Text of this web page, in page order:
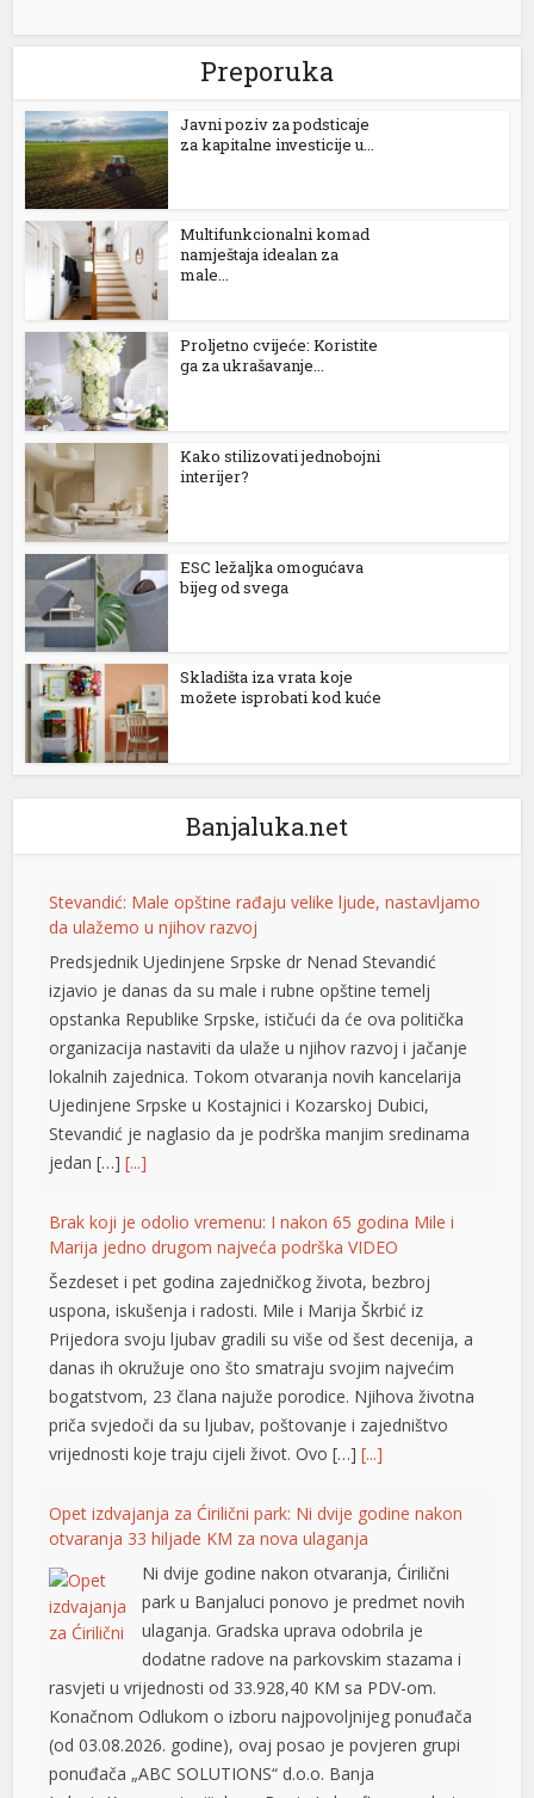
Preporuka
Јavni poziv za podsticaje
za kapitalne investicije u...
Multifunkcionalni komad
namještaja idealan za
male...
Proljetno cvijeće: Koristite
ga za ukrašavanje...
Kako stilizovati jednobojni
interijer?
ESC ležaljka omogućava
bijeg od svega
Skladišta iza vrata koje
možete isprobati kod kuće
Banjaluka.net
Stevandić: Male opštine rađaju velike ljude, nastavljamo
da ulažemo u njihov razvoj
Predsjednik Ujedinjene Srpske dr Nenad Stevandić
izjavio je danas da su male i rubne opštine temelj
opstanka Republike Srpske, ističući da će ova politička
organizacija nastaviti da ulaže u njihov razvoj i jačanje
lokalnih zajednica. Tokom otvaranja novih kancelarija
Ujedinjene Srpske u Kostajnici i Kozarskoj Dubici,
Stevandić je naglasio da je podrška manjim sredinama
jedan […][...]
Brak koji je odolio vremenu: I nakon 65 godina Mile i
Marija jedno drugom najveća podrška VIDEO
Šezdeset i pet godina zajedničkog života, bezbroj
uspona, iskušenja i radosti. Mile i Marija Škrbić iz
Prijedora svoju ljubav gradili su više od šest decenija, a
danas ih okružuje ono što smatraju svojim najvećim
bogatstvom, 23 člana najuže porodice. Njihova životna
priča svjedoči da su ljubav, poštovanje i zajedništvo
vrijednosti koje traju cijeli život. Ovo […][...]
Opet izdvajanja za Ćirilični park: Ni dvije godine nakon
otvaranja 33 hiljade KM za nova ulaganja
Ni dvije godine nakon otvaranja, Ćirilični
park u Banjaluci ponovo je predmet novih
ulaganja. Gradska uprava odobrila je
dodatne radove na parkovskim stazama i
rasvjeti u vrijednosti od 33.928,40 KM sa PDV-om.
Konačnom Odlukom o izboru najpovoljnijeg ponuđača
(od 03.08.2026. godine), ovaj posao je povjeren grupi
ponuđača „ABC SOLUTIONS“ d.o.o. Banja